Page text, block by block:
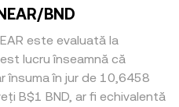
BND
este evaluată la
lucru înseamnă că
însuma în jur de 10,6458
B$1 BND, ar fi echivalentă